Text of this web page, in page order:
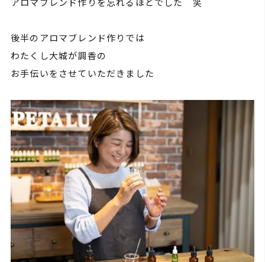
後半のアロマブレンド作りでは
わたくし大城が調香の
お手伝いをさせていただきました